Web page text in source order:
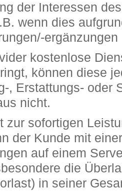
der Interessen
wenn dies
kostenlose
können diese
, Erstattungs- oder
nicht.
zur sofortigen
der Kunde mit
auf einem
die
in seiner